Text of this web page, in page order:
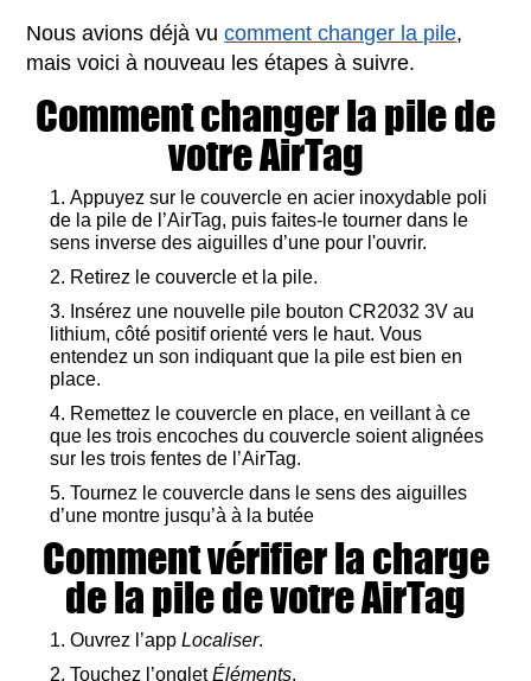
Nous avions déjà vucomment changer la pile,
mais voici à nouveau les étapes à suivre.
Comment changer la pile de
votre AirTag
Appuyez sur le couvercle en acier inoxydable poli
de la pile de l’AirTag, puis faites-le tourner dans le
sens inverse des aiguilles d’une pour l'ouvrir.
Retirez le couvercle et la pile.
Insérez une nouvelle pile bouton CR2032 3V au
lithium, côté positif orienté vers le haut. Vous
entendez un son indiquant que la pile est bien en
place.
Remettez le couvercle en place, en veillant à ce
que les trois encoches du couvercle soient alignées
sur les trois fentes de l’AirTag.
Tournez le couvercle dans le sens des aiguilles
d’une montre jusqu’à à la butée
Comment vérifier la charge
de la pile de votre AirTag
Ouvrez l’appLocaliser.
Touchez l’ongletÉléments.